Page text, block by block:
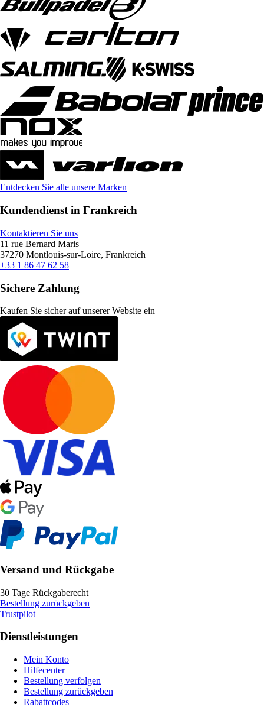
Entdecken Sie alle unsere Marken
Kundendienst in Frankreich
Kontaktieren Sie uns
11 rue Bernard Maris
37270 Montlouis-sur-Loire, Frankreich
+33 1 86 47 62 58
Sichere Zahlung
Kaufen Sie sicher auf unserer Website ein
Versand und Rückgabe
30 Tage Rückgaberecht
Bestellung zurückgeben
Trustpilot
Dienstleistungen
Mein Konto
Hilfecenter
Bestellung verfolgen
Bestellung zurückgeben
Rabattcodes